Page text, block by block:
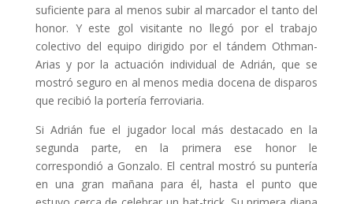
suficiente para al menos subir al marcador el tanto del
honor. Y este gol visitante no llegó por el trabajo
colectivo del equipo dirigido por el tándem Othman-
Arias y por la actuación individual de Adrián, que se
mostró seguro en al menos media docena de disparos
que recibió la portería ferroviaria.
Si Adrián fue el jugador local más destacado en la
segunda parte, en la primera ese honor le
correspondió a Gonzalo. El central mostró su puntería
en una gran mañana para él, hasta el punto que